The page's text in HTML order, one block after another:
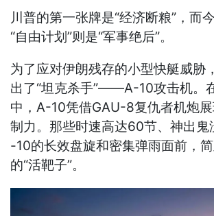
川普的第一张牌是“经济断粮”，而
“自由计划”则是“军事绝后”。
为了应对伊朗残存的小型快艇威胁
出了“坦克杀手”——A-10攻击机。
中，A-10凭借GAU-8复仇者机炮
制力。那些时速高达60节、神出鬼
-10的长效盘旋和密集弹雨面前，
的“活靶子”。